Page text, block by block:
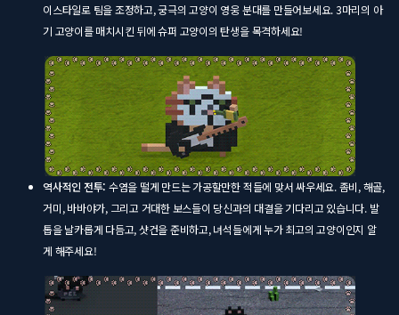
이스타일로 팀을 조정하고, 궁극의 고양이 영웅 분대를 만들어보세요. 3마리의 아
기 고양이를 매치시킨 뒤에 슈퍼 고양이의 탄생을 목격하세요!
역사적인 전투: 수염을 떨게 만드는 가공할만한 적들에 맞서 싸우세요. 좀비, 해골,
거미, 바바야가, 그리고 거대한 보스들이 당신과의 대결을 기다리고 있습니다. 발
톱을 날카롭게 다듬고, 샷건을 준비하고, 녀석들에게 누가 최고의 고양이인지 알
게 해주세요!